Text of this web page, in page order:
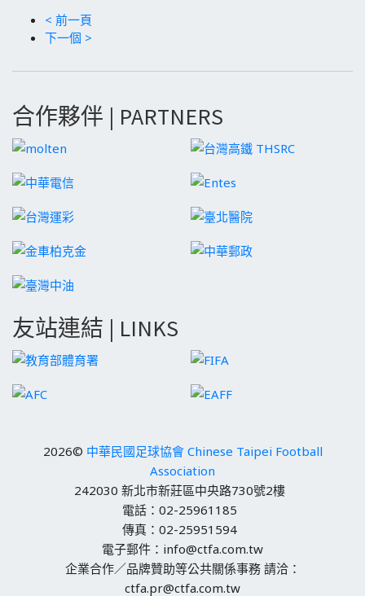
< 前一頁
下一個 >
合作夥伴 | PARTNERS
友站連結 | LINKS
2026© 中華民國足球協會 Chinese Taipei Football
Association
242030 新北市新莊區中央路730號2樓
電話：02-25961185
傳真：02-25951594
電子郵件：info@ctfa.com.tw
企業合作／品牌贊助等公共關係事務 請洽：
ctfa.pr@ctfa.com.tw